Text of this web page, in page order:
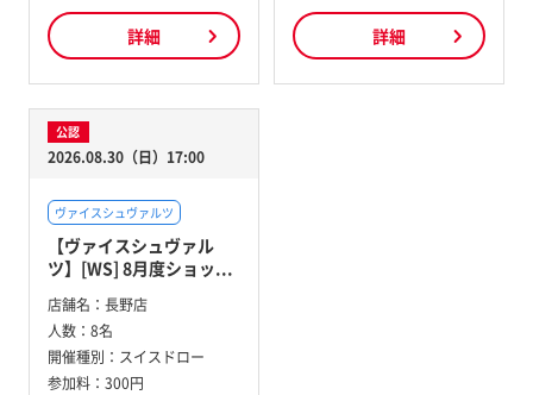
詳細 詳細
公認
2026.08.30（日）17:00
ヴァイスシュヴァルツ
【ヴァイスシュヴァル
ツ】[WS] 8月度ショッ...
店舗名： 長野店
人数： 8名
開催種別： スイスドロー
参加料： 300円